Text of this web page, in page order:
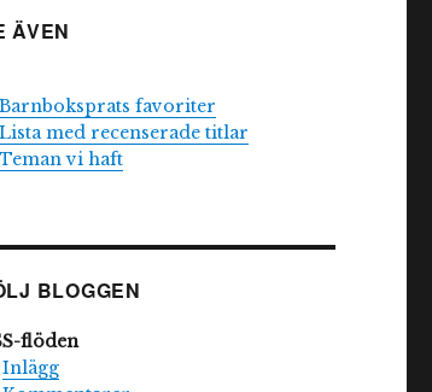
ÄVEN
Barnboksprats favoriter
Lista med recenserade titlar
Teman vi haft
BLOGGEN
flöden
Inlägg